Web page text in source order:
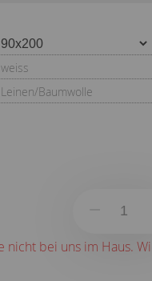
weiss
Leinen/Baumwolle
bei uns im Haus.